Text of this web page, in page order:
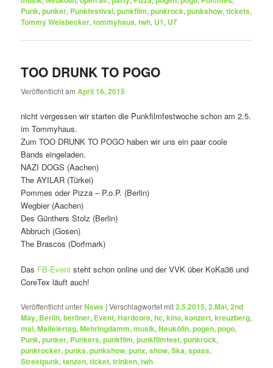
Punk,punker, Punkfestival,punkfilm,punkrock,punkshow,tickets,
Tommy Weisbecker,tommyhaus,twh, U1, U7
TOO DRUNK TO POGO
Veröffentlicht amApril 16, 2015
nicht vergessen wir starten die Punkfilmfestwoche schon am 2.5.
im Tommyhaus.
Zum TOO DRUNK TO POGO haben wir uns ein paar coole
Bands eingeladen.
NAZI DOGS (Aachen)
The AYILAR (Türkei)
Pommes oder Pizza – P.o.P. (Berlin)
Wegbier (Aachen)
Des Günthers Stolz (Berlin)
Abbruch (Gosen)
The Brascos (Dorfmark)
Das FB-Event steht schon online und der VVK über KoKa36 und
CoreTex läuft auch!
Veröffentlicht unterNews |Verschlagwortet mit2.5.2015,2.Mai,2nd
May, Berlin,berliner, Event,Hardcore,hc,kino,konzert,kreuzberg,
mai,Maifeiertag,Mehringdamm,musik,Neukölln,pogen,pogo,
Punk,punker, Punkers,punkfilm,punkfilmfest,punkrock,
punkrocker,punks,punkshow,punx,show,Ska,spass,
Streetpunk,tanzen,ticket,trinken,twh